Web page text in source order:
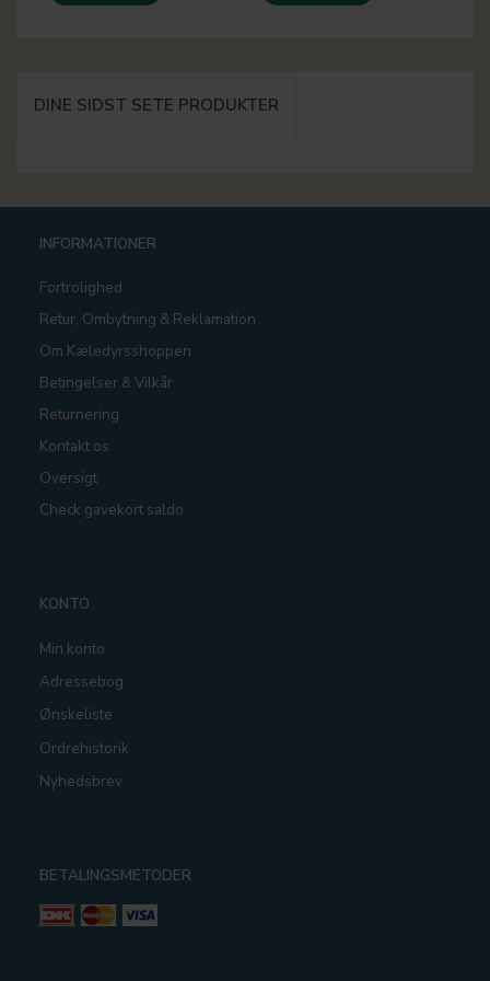
DINE SIDST SETE PRODUKTER
INFORMATIONER
Fortrolighed
Retur, Ombytning & Reklamation
Om Kæledyrsshoppen
Betingelser & Vilkår
Returnering
Kontakt os
Oversigt
Check gavekort saldo
KONTO
Min konto
Adressebog
Ønskeliste
Ordrehistorik
Nyhedsbrev
BETALINGSMETODER